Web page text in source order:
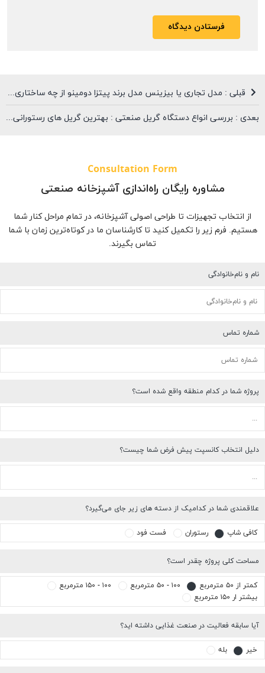
قبلی : مدل تجاری یا بیزینس مدل برند پیتزا دومینو از چه ساختاری پیروی می‌کند؟
بعدی : بررسی انواع دستگاه گریل صنعتی : بهترین گریل های رستورانی چه ویژگی های دارند؟
Consultation Form
مشاوره رایگان راه‌اندازی آشپزخانه صنعتی
از انتخاب تجهیزات تا طراحی اصولی آشپزخانه، در تمام مراحل کنار شما
هستیم. فرم زیر را تکمیل کنید تا کارشناسان ما در کوتاه‌ترین زمان با شما
تماس بگیرند.
نام و نام‌خانوادگی
شماره تماس
پروژه شما در کدام منطقه واقع شده است؟
دلیل انتخاب کانسپت پیش فرض شما چیست؟
علاقمندی شما در کدامیک از دسته های زیر جای می‌گیرد؟
کافی شاپ رستوران فست فود
مساحت کلی پروژه چقدر است؟
کمتر از ۵۰ مترمربع ۱۰۰ - ۵۰ مترمربع
۱۰۰ - ۱۵۰ مترمربع
بیشتر ار ۱۵۰ مترمربع
آیا سابقه فعالیت در صنعت غذایی داشته اید؟
خیر بله